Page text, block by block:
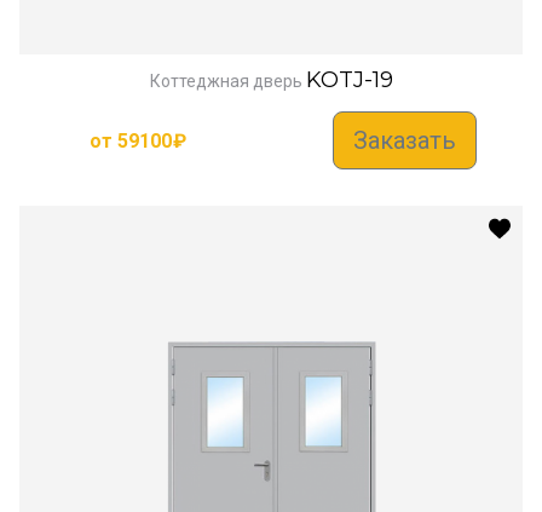
Коттеджная дверь KOTJ-19
от 59100₽ Заказать